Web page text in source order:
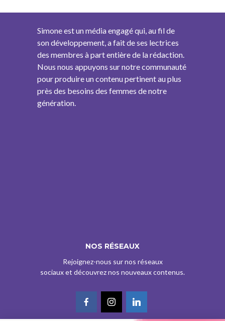
Simone est un média engagé qui, au fil de
son développement, a fait de ses lectrices
des membres à part entière de la rédaction.
Nous nous appuyons sur notre communauté
pour produire un contenu pertinent au plus
près des besoins des femmes de notre
génération.
NOS RÉSEAUX
Rejoignez-nous sur nos réseaux
sociaux et découvrez nos nouveaux contenus.